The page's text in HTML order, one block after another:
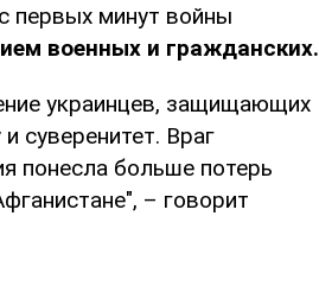
первых минут войны
военных и гражданских.
украинцев, защищающих
суверенитет. Враг
понесла больше потерь
– говорит